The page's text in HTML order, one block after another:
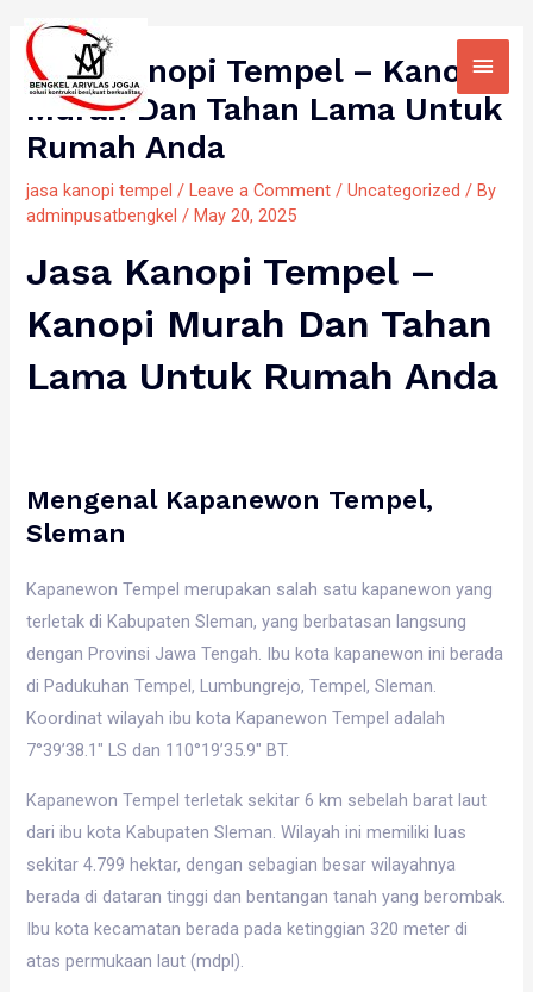
content
Jasa Kanopi Tempel – Kanopi
Murah Dan Tahan Lama Untuk
Rumah Anda
jasa kanopi tempel /Leave a Comment /Uncategorized / By
adminpusatbengkel/May 20, 2025
Jasa Kanopi Tempel –
Kanopi Murah Dan Tahan
Lama Untuk Rumah Anda
Mengenal Kapanewon Tempel,
Sleman
Kapanewon Tempel merupakan salah satu kapanewon yang
terletak di Kabupaten Sleman, yang berbatasan langsung
dengan Provinsi Jawa Tengah. Ibu kota kapanewon ini berada
di Padukuhan Tempel, Lumbungrejo, Tempel, Sleman.
Koordinat wilayah ibu kota Kapanewon Tempel adalah
7°39’38.1″ LS dan 110°19’35.9″ BT.
Kapanewon Tempel terletak sekitar 6 km sebelah barat laut
dari ibu kota Kabupaten Sleman. Wilayah ini memiliki luas
sekitar 4.799 hektar, dengan sebagian besar wilayahnya
berada di dataran tinggi dan bentangan tanah yang berombak.
Ibu kota kecamatan berada pada ketinggian 320 meter di
atas permukaan laut (mdpl).